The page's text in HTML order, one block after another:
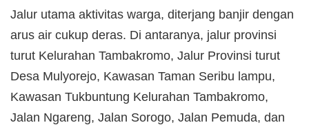
Jalur utama aktivitas warga, diterjang banjir dengan
arus air cukup deras. Di antaranya, jalur provinsi
turut Kelurahan Tambakromo, Jalur Provinsi turut
Desa Mulyorejo, Kawasan Taman Seribu lampu,
Kawasan Tukbuntung Kelurahan Tambakromo,
Jalan Ngareng, Jalan Sorogo, Jalan Pemuda, dan